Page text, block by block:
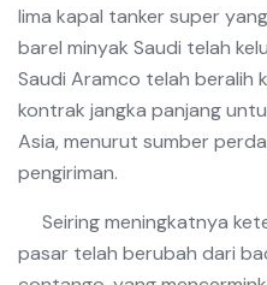
lima kapal tanker super
barel minyak Saudi telah
Saudi Aramco telah beralih
kontrak jangka panjang
Asia, menurut sumber
pengiriman.
Seiring meningkatnya
pasar telah berubah dari